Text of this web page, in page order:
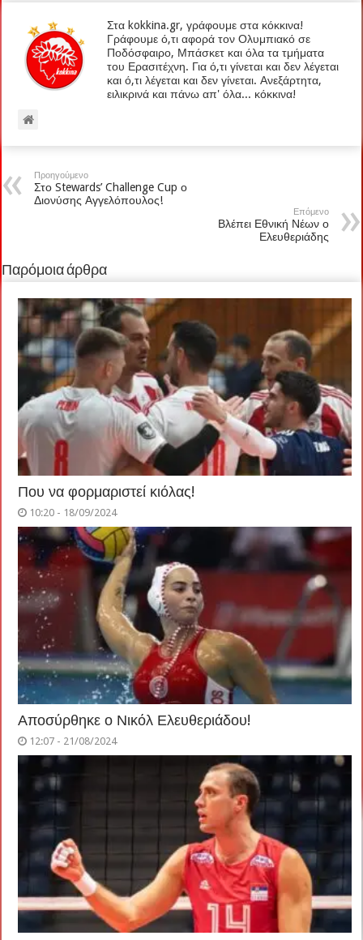
Στα kokkina.gr, γράφουμε στα κόκκινα!
Γράφουμε ό,τι αφορά τον Ολυμπιακό σε
Ποδόσφαιρο, Μπάσκετ και όλα τα τμήματα
του Ερασιτέχνη. Για ό,τι γίνεται και δεν λέγεται
και ό,τι λέγεται και δεν γίνεται. Ανεξάρτητα,
ειλικρινά και πάνω απ' όλα... κόκκινα!
Προηγούμενο
Στο Stewards’ Challenge Cup ο
Διονύσης Αγγελόπουλος!
Επόμενο
Βλέπει Εθνική Νέων ο
Ελευθεριάδης
Παρόμοια άρθρα
Που να φορμαριστεί κιόλας!
10:20 - 18/09/2024
Αποσύρθηκε ο Νικόλ Ελευθεριάδου!
12:07 - 21/08/2024